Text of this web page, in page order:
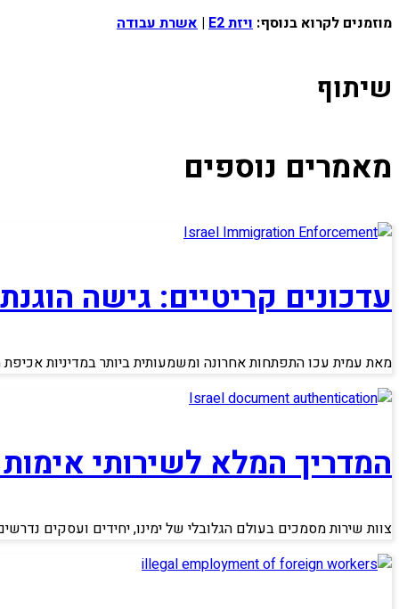
מוזמנים לקרוא בנוסף: ויזת E2 | אשרת עבודה
שיתוף
מאמרים נוספים
עדכונים קריטיים: גישה
מאת עמית עכו התפתחות אחרונה ומשמעותית ביותר במדיניות אכיפת
המדריך המלא לשירותי
צוות שירות מסמכים בעולם הגלובלי של ימינו, יחידים ועסקים